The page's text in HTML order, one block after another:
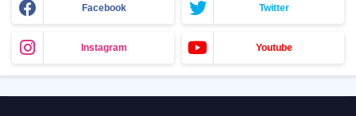
Facebook Twitter
Instagram Youtube